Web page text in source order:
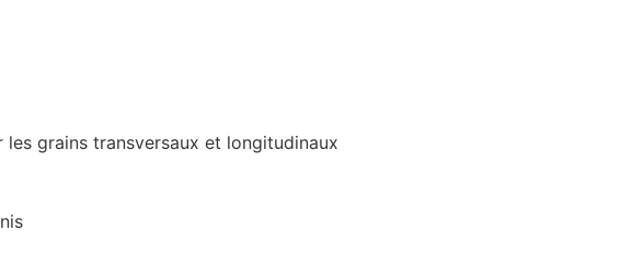
les grains transversaux et longitudinaux